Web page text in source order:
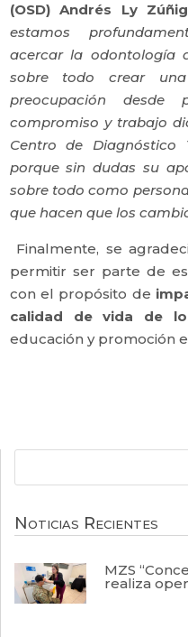
(OSD) Andrés Ly
estamos
acercar la odontología
sobre todo crear
preocupación desde
compromiso y trabajo
Centro de Diagnóstico
porque sin dudas su
sobre todo como
que hacen que los
Finalmente, se
permitir ser parte de
con el propósito de
calidad de vida de
educación y promoción
Noticias Recientes
MZS
realiza